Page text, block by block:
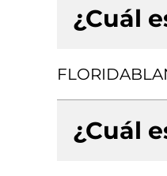
¿Cuál
¿Cuál